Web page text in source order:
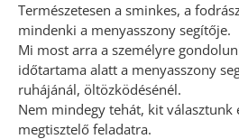
Természetesen a sminkes, a
mindenki a menyasszony segítője.
Mi most arra a személyre
időtartama alatt a menyasszony
ruhájánál, öltözködésénél.
Nem mindegy tehát, kit választunk
megtisztelő feladatra.